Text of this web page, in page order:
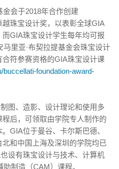
金会于2018年合作创建
珠宝设计奖，以表彰全球GIA
GIA珠宝设计学生每年均可报
里亚·布契拉提基金会珠宝设计
符参赛资格的GIA珠宝设计课
buccellati-foundation-award-
图、造影、设计理论和使用多
后，可领取由学院专人制作的
GIA位于曼谷、卡尔斯巴德、
和中国上海及深圳的学院均已
设有珠宝设计与技术、计算机
制造（CAM）课程。